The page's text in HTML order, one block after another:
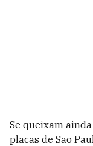
Se queixam
placas de São